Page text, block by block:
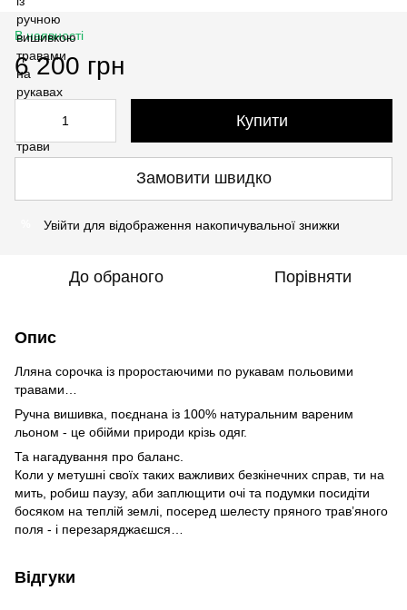
В наявності
6 200 грн
Купити
Замовити швидко
Увійти для відображення накопичувальної знижки
До обраного Порівняти
Опис
Лляна сорочка із проростаючими по рукавам польовими
травами…
Ручна вишивка, поєднана із 100% натуральним вареним
льоном - це обійми природи крізь одяг.
Та нагадування про баланс.
Коли у метушні своїх таких важливих безкінечних справ, ти на
мить, робиш паузу, аби заплющити очі та подумки посидіти
босяком на теплій землі, посеред шелесту пряного травʼяного
поля - і перезаряджаєшся…
Відгуки